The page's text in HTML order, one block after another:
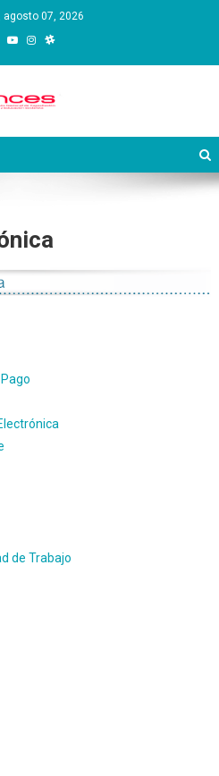
agosto 07, 2026
de
y Educación
de Trabajo